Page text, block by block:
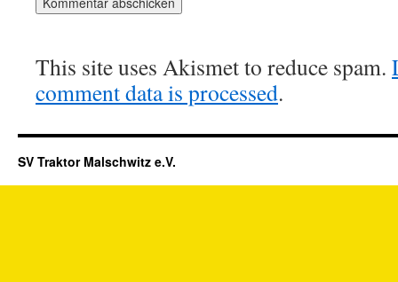
This site uses Akismet to reduce spam.
comment data is processed.
SV Traktor Malschwitz e.V.